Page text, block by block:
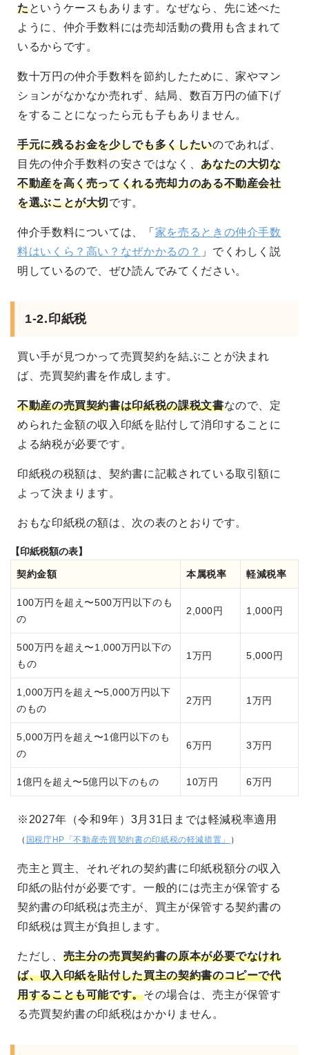
たというケースもあります。なぜなら、先に述べた
ように、仲介手数料には売却活動の費用も含まれて
いるからです。
数十万円の仲介手数料を節約したために、家やマン
ションがなかなか売れず、結局、数百万円の値下げ
をすることになったら元も子もありません。
手元に残るお金を少しでも多くしたいのであれば、
目先の仲介手数料の安さではなく、あなたの大切な
不動産を高く売ってくれる売却力のある不動産会社
を選ぶことが大切です。
仲介手数料については、「 家を売るときの仲介手数
料はいくら？高い？なぜかかるの？ 」でくわしく説
明しているので、ぜひ読んでみてください。
1-2.印紙税
買い手が見つかって売買契約を結ぶことが決まれ
ば、売買契約書を作成します。
不動産の売買契約書は印紙税の課税文書なので、定
められた金額の収入印紙を貼付して消印することに
よる納税が必要です。
印紙税の税額は、契約書に記載されている取引額に
よって決まります。
おもな印紙税の額は、次の表のとおりです。
【印紙税額の表】
契約金額 本属税率 軽減税率
100万円を超え〜500万円以下のも
の
2,000円 1,000円
500万円を超え〜1,000万円以下の
もの
1万円 5,000円
1,000万円を超え〜5,000万円以下
のもの
2万円 1万円
5,000万円を超え〜1億円以下のも
の
6万円 3万円
1億円を超え〜5億円以下のもの 10万円 6万円
※2027年（令和9年）3月31日までは軽減税率適用
（ 国税庁HP「不動産売買契約書の印紙税の軽減措置」 ）
売主と買主、それぞれの契約書に印紙税額分の収入
印紙の貼付が必要です。一般的には売主が保管する
契約書の印紙税は売主が、買主が保管する契約書の
印紙税は買主が負担します。
ただし、 売主分の売買契約書の原本が必要でなけれ
ば、収入印紙を貼付した買主の契約書のコピーで代
用することも可能です。その場合は、売主が保管す
る売買契約書の印紙税はかかりません。